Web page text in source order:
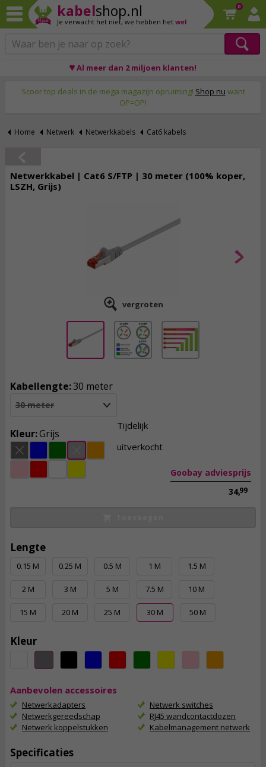
kabelshop.nl
Je verwacht het niet, we hebben het wel
0
♥ Al meer dan 2 miljoen klanten!
Scoor top deals in de mega magazijn opruiming! Shop nu want
OP=OP!
Home Netwerk Netwerkkabels Cat6 kabels
Netwerkkabel | Cat6 S/FTP | 30 meter (100% koper,
LSZH, Grijs)
vergroten
Goobay adviesprijs
34,99
Kabellengte:30 meter
30 meter
Kleur:Grijs
Tijdelijk
uitverkocht
Lengte
0.15 M 0.25 M 0.5 M 1 M 1.5 M
2 M 3 M 5 M 7.5 M 10 M
15 M 20 M 25 M 30 M 50 M
Kleur
Aanbevolen accessoires
Netwerkadapters
Netwerkgereedschap
Netwerk koppelstukken
Netwerk switches
RJ45 wandcontactdozen
Kabelmanagement netwerk
Specificaties